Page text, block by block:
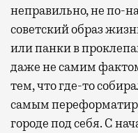
неправильно, не по-
советский образ
или панки в
даже не самим
тем, что где-то
самым
городе под себя. С